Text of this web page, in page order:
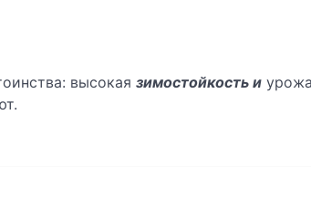
высокая зимостойкость и